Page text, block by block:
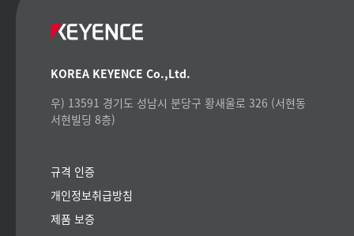
KOREA KEYENCE Co.,Ltd.
우) 13591 경기도 성남시 분당구 황새울로 326 (서현동
서현빌딩 8층)
규격 인증
개인정보취급방침
제품 보증